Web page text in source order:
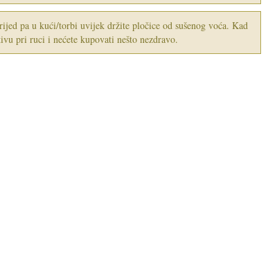
pa u kući/torbi uvijek držite pločice od sušenog voća. Kad
pri ruci i nećete kupovati nešto nezdravo.